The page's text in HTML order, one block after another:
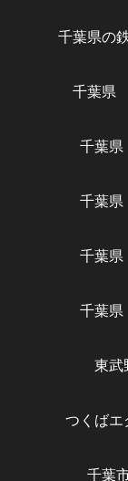
千葉県の
千葉県
千葉
千葉
千葉
千葉
東武
つくばエ
千葉